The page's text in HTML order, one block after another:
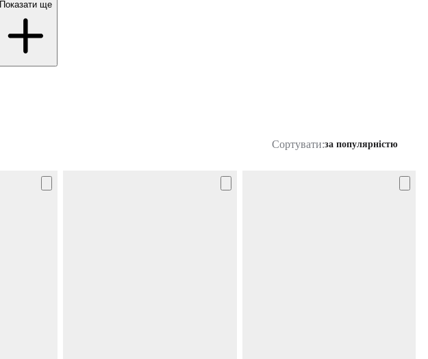
Показати ще
Сортувати:за популярністю